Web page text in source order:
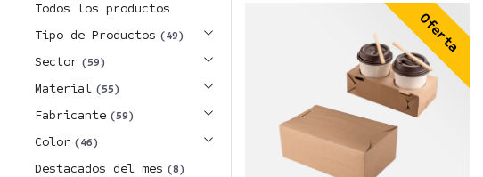
Todos los productos
Tipo de Productos (49)
Sector (59)
Material (55)
Fabricante (59)
Color (46)
Destacados del mes (8)
Oferta